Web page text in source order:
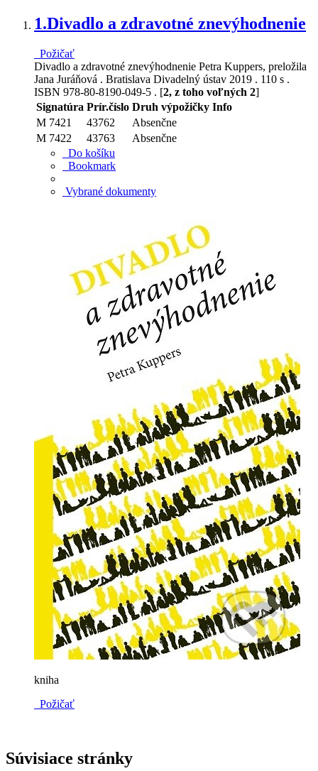
1.Divadlo a zdravotné znevýhodnenie
Požičať
Divadlo a zdravotné znevýhodnenie Petra Kuppers, preložila
Jana Juráňová . Bratislava Divadelný ústav 2019 . 110 s .
ISBN 978-80-8190-049-5 . [2, z toho voľných 2]
Signatúra Prír.číslo Druh výpožičky Info
M 7421
43762
Absenčne
M 7422
43763
Absenčne
Do košíku
Bookmark
Vybrané dokumenty
kniha
Požičať
Súvisiace stránky